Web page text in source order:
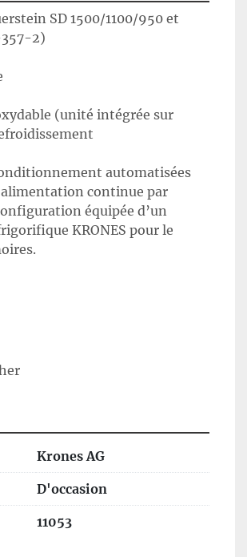
SD 1500/1100/950 et
2)
continue par
équipée d’un
KRONES pour le
A / 3,2 AKrones AG
D'occasion
11053